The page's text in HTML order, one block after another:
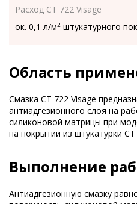
Расход CT 722 Visage
ок. 0,1 л/м2 штукатурного
Область
Смазка CT 722 Visage
антиадгезионного слоя на
силиконовой матрицы при
на покрытии из штукатурки CT
Выполнение
Антиадгезионную смазку